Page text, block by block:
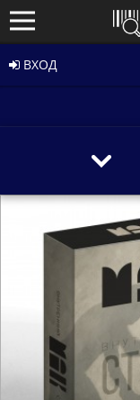
ВХОД